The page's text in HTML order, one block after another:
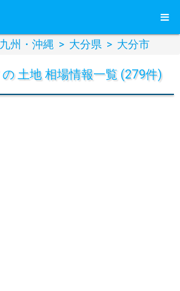
九州・沖縄 > 大分県 > 大分市
土地 相場情報一覧 (279件)